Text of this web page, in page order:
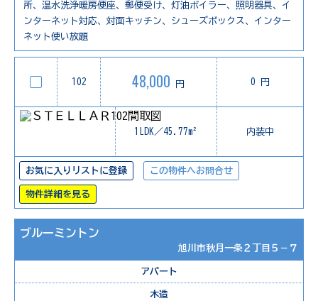
所、温水洗浄暖房便座、郵便受け、灯油ボイラー、照明器具、イ
ンターネット対応、対面キッチン、シューズボックス、インター
ネット使い放題
102 48,000 円 0 円
1LDK／45.77m² 内装中
お気に入りリストに登録 この物件へお問合せ
物件詳細を見る
ブルーミントン
旭川市秋月一条２丁目５－７
アパート
木造